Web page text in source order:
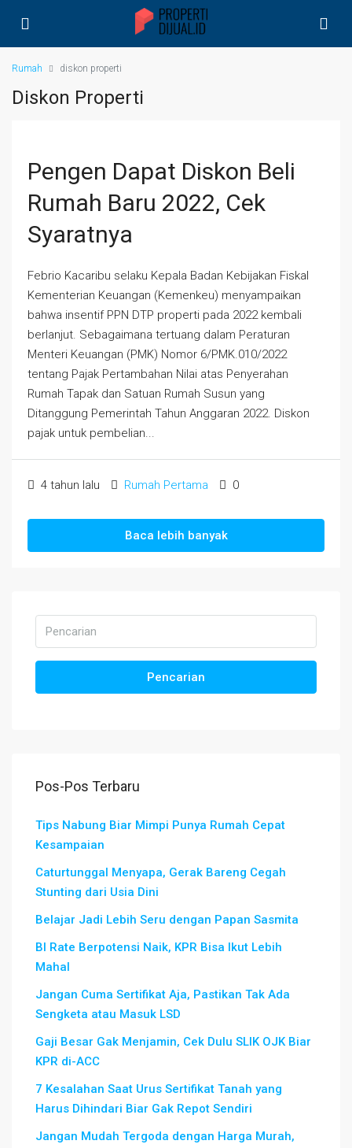
Rumah diskon properti
Diskon Properti
Pengen Dapat Diskon Beli
Rumah Baru 2022, Cek
Syaratnya
Febrio Kacaribu selaku Kepala Badan Kebijakan Fiskal
Kementerian Keuangan (Kemenkeu) menyampaikan
bahwa insentif PPN DTP properti pada 2022 kembali
berlanjut. Sebagaimana tertuang dalam Peraturan
Menteri Keuangan (PMK) Nomor 6/PMK.010/2022
tentang Pajak Pertambahan Nilai atas Penyerahan
Rumah Tapak dan Satuan Rumah Susun yang
Ditanggung Pemerintah Tahun Anggaran 2022. Diskon
pajak untuk pembelian...
4 tahun lalu Rumah Pertama 0
Baca lebih banyak
Pencarian
Pos-Pos Terbaru
Tips Nabung Biar Mimpi Punya Rumah Cepat
Kesampaian
Caturtunggal Menyapa, Gerak Bareng Cegah
Stunting dari Usia Dini
Belajar Jadi Lebih Seru dengan Papan Sasmita
BI Rate Berpotensi Naik, KPR Bisa Ikut Lebih
Mahal
Jangan Cuma Sertifikat Aja, Pastikan Tak Ada
Sengketa atau Masuk LSD
Gaji Besar Gak Menjamin, Cek Dulu SLIK OJK Biar
KPR di-ACC
7 Kesalahan Saat Urus Sertifikat Tanah yang
Harus Dihindari Biar Gak Repot Sendiri
Jangan Mudah Tergoda dengan Harga Murah,